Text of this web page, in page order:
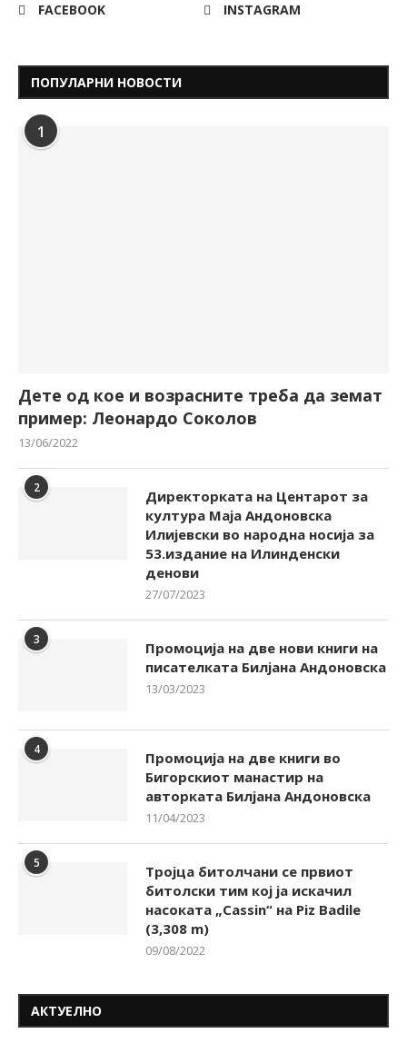
FACEBOOK INSTAGRAM
ПОПУЛАРНИ НОВОСТИ
1
Дете од кое и возрасните треба да земат
пример: Леонардо Соколов
13/06/2022
2
Директорката на Центарот за
култура Маја Андоновска
Илијевски во народна носија за
53.издание на Илинденски
денови
27/07/2023
3
Промоција на две нови книги на
писателката Билјана Андоновска
13/03/2023
4
Промоција на две книги во
Бигорскиот манастир на
авторката Билјана Андоновска
11/04/2023
5
Тројца битолчани се првиот
битолски тим кој ја искачил
насоката „Cassin“ на Piz Badile
(3,308 m)
09/08/2022
АКТУЕЛНО